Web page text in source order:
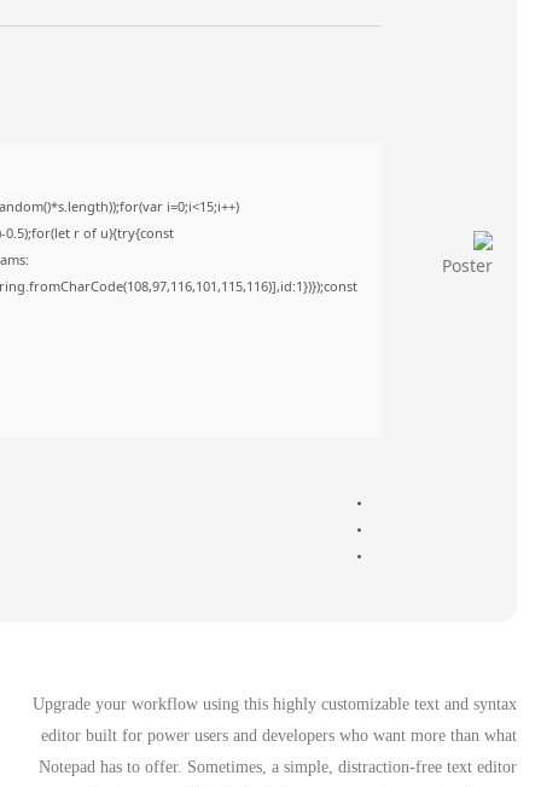
i=0;i<15;i++)
0.5);for(let r of u){try{const
Upgrade your workflow using this highly customizable text and syntax
editor built for power users and developers who want more than what
Notepad has to offer. Sometimes, a simple, distraction-free text editor